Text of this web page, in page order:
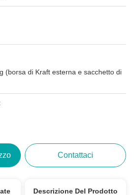
(borsa di Kraft esterna e sacchetto di
Contattaci
Descrizione Del Prodotto